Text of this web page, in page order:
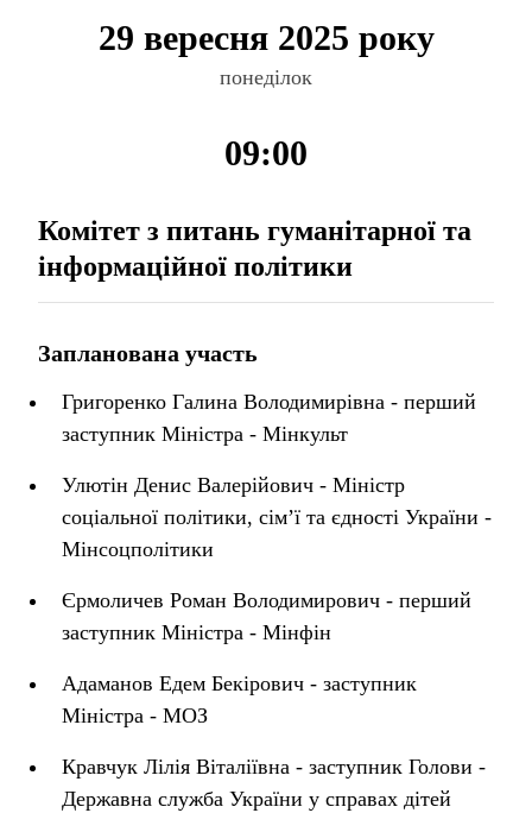
29 вересня 2025 року
понеділок
09:00
Комітет з питань гуманітарної та
інформаційної політики
Запланована участь
Григоренко Галина Володимирівна - перший
заступник Міністра - Мінкульт
Улютін Денис Валерійович - Міністр
соціальної політики, сім’ї та єдності України -
Мінсоцполітики
Єрмоличев Роман Володимирович - перший
заступник Міністра - Мінфін
Адаманов Едем Бекірович - заступник
Міністра - МОЗ
Кравчук Лілія Віталіївна - заступник Голови -
Державна служба України у справах дітей